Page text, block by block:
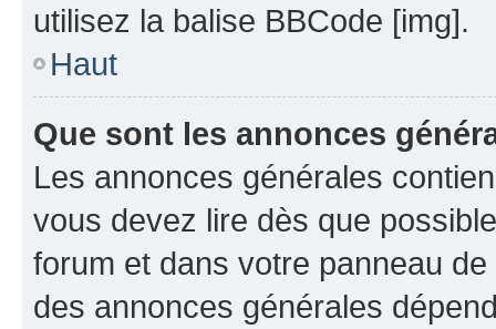
utilisez la balise BBCode [img].
Haut
Que sont les annonces
Les annonces générales
vous devez lire dès que
forum et dans votre panneau
des annonces générales